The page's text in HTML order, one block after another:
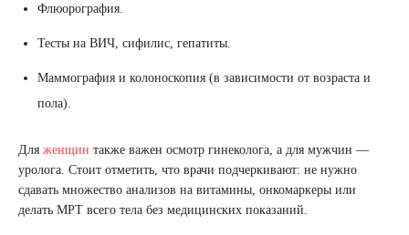
Флюорография.
Тесты на ВИЧ, сифилис, гепатиты.
Маммография и колоноскопия (в зависимости от возраста и
пола).
Для женщин также важен осмотр гинеколога, а для мужчин —
уролога. Стоит отметить, что врачи подчеркивают: не нужно
сдавать множество анализов на витамины, онкомаркеры или
делать МРТ всего тела без медицинских показаний.